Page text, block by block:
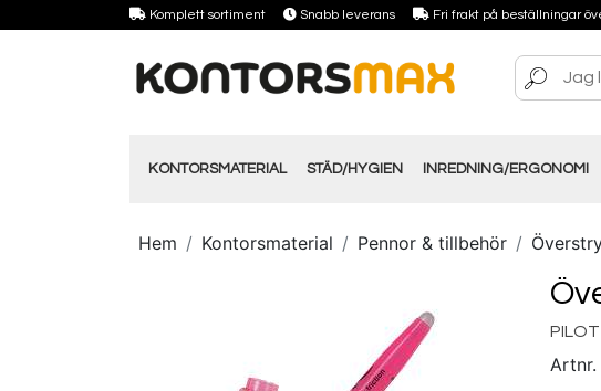
Komplett sortiment Snabb leverans Fri frakt på beställningar
KONTORSMATERIAL STÄD/HYGIEN INREDNING/ERGONOMI
Hem Kontorsmaterial Pennor & tillbehör
PILOT
Artnr.